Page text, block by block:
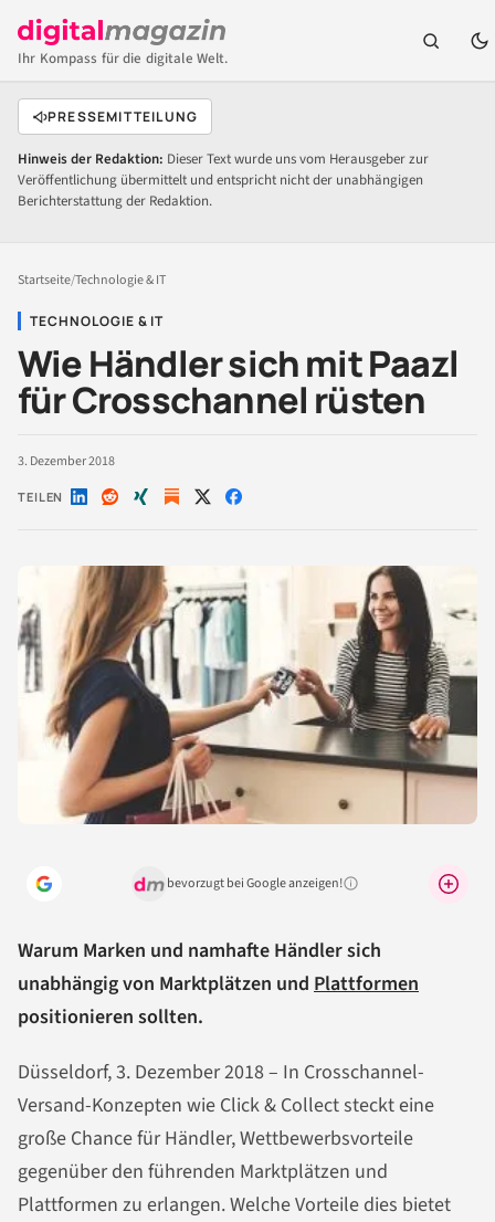
Ihr Kompass für die digitale Welt.
PRESSEMITTEILUNG
Hinweis der Redaktion: Dieser Text wurde uns vom Herausgeber zur
Veröffentlichung übermittelt und entspricht nicht der unabhängigen
Berichterstattung der Redaktion.
Startseite/Technologie & IT
TECHNOLOGIE & IT
Wie Händler sich mit Paazl
für Crosschannel rüsten
3. Dezember 2018
TEILEN Auf Auf Auf Auf Auf
bevorzugt bei Google anzeigen!Warum lohnt sich das?
Warum Marken und namhafte Händler sich
unabhängig von Marktplätzen und Plattformen
positionieren sollten.
Düsseldorf, 3. Dezember 2018 – In Crosschannel-
Versand-Konzepten wie Click & Collect steckt eine
große Chance für Händler, Wettbewerbsvorteile
gegenüber den führenden Marktplätzen und
Plattformen zu erlangen. Welche Vorteile dies bietet